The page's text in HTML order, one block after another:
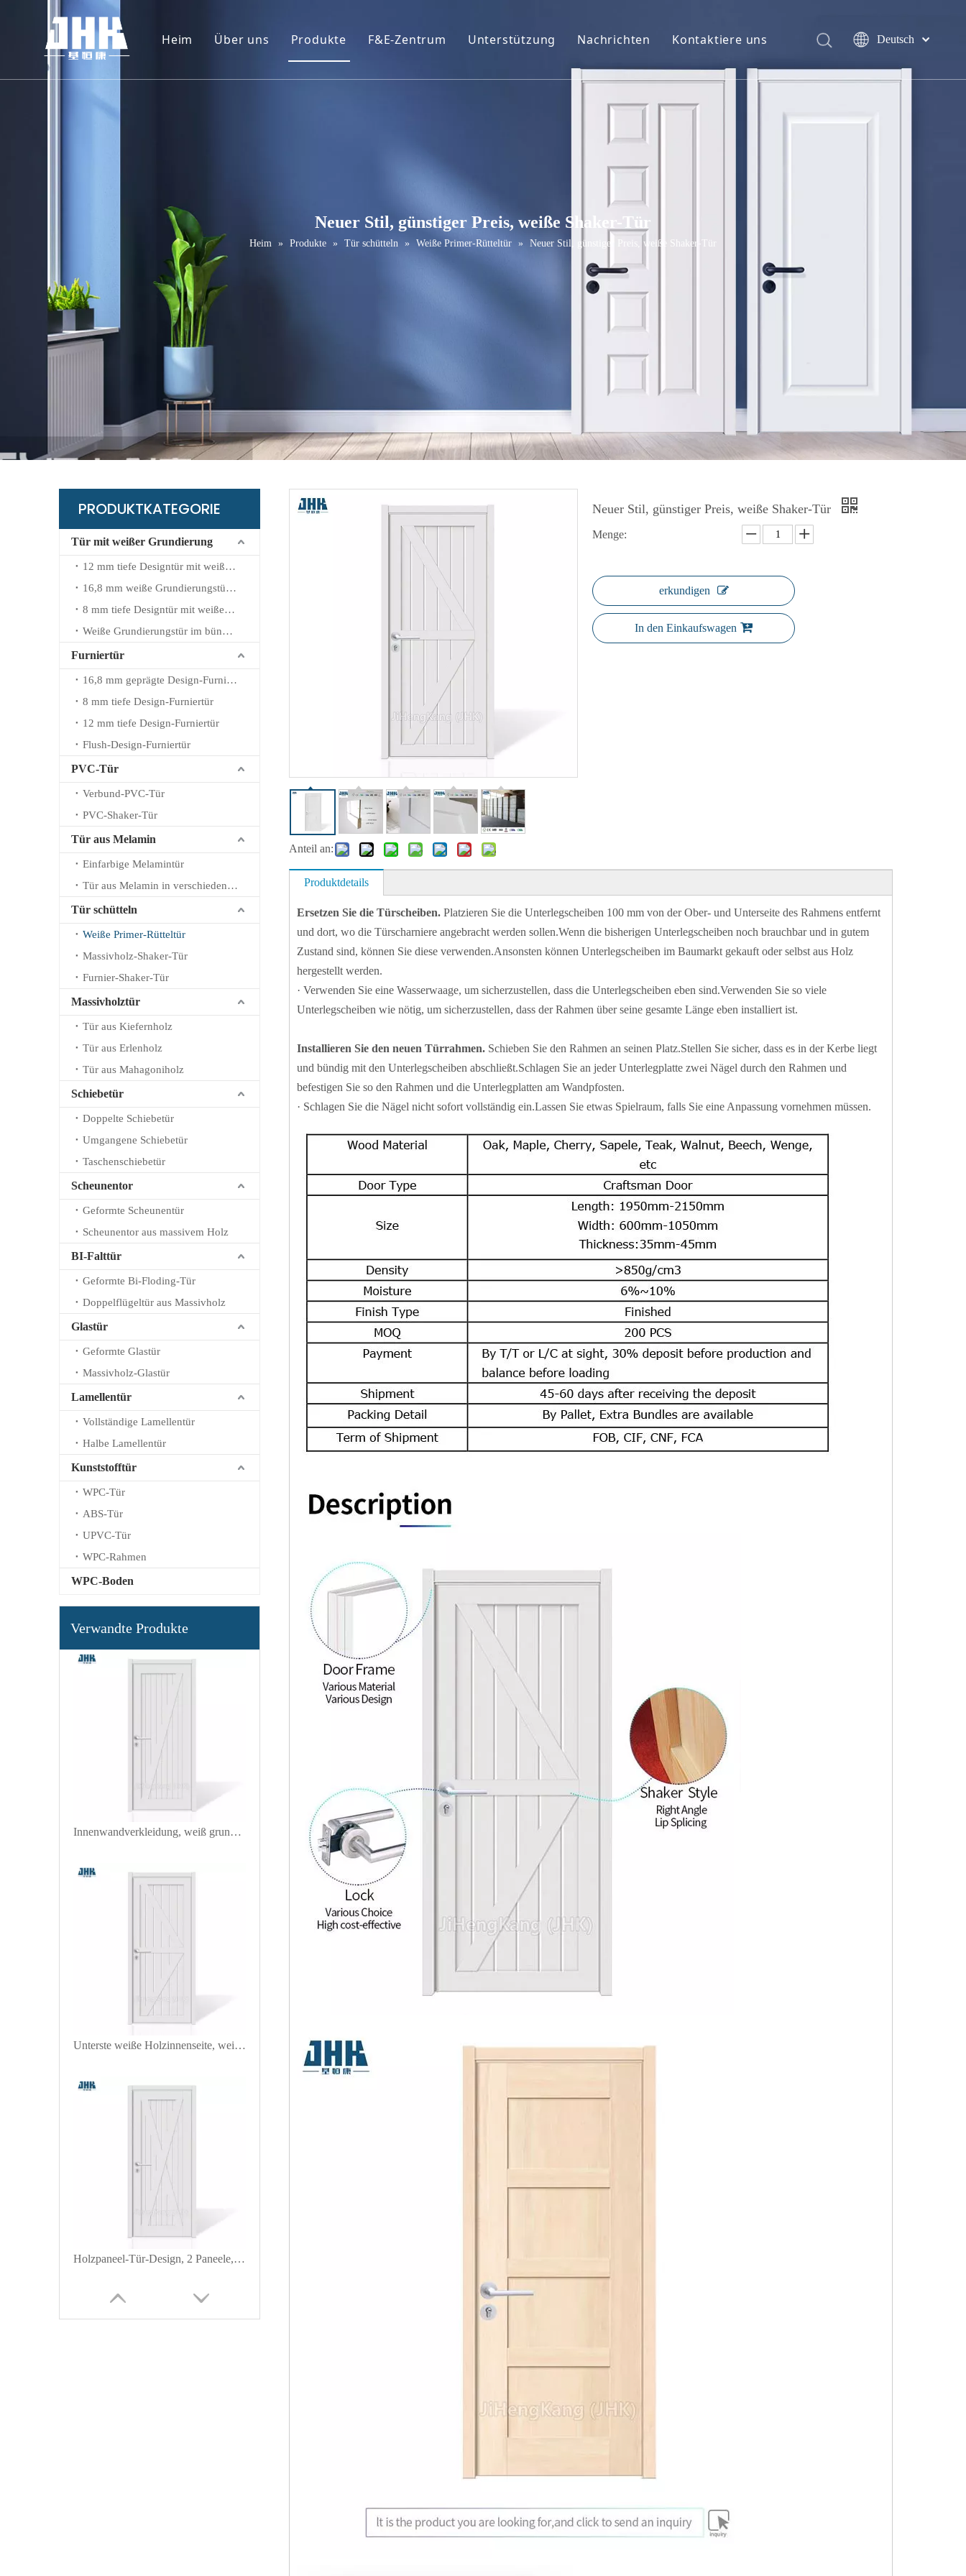
Heim Über uns Produkte
Massivholztür
WPC-Boden
F&E-Zentrum Unterstützung Nachrichten Kontaktiere uns
Deutsch
简体中文
Neuer Stil, günstiger Preis, weiße Shaker-Tür
Heim » Produkte » Tür schütteln » Weiße Primer-Rütteltür » Neuer Stil, günstiger Preis, weiße Shaker-Tür
PRODUKTKATEGORIE
Tür mit weißer Grundierung
12 mm tiefe Designtür mit weißer Grundierung
16,8 mm weiße Grundierungstür mit geprägtem Design
8 mm tiefe Designtür mit weißer Grundierung
Weiße Grundierungstür im bündigen Design
Furniertür
16,8 mm geprägte Design-Furniertür
8 mm tiefe Design-Furniertür
12 mm tiefe Design-Furniertür
Flush-Design-Furniertür
PVC-Tür
Verbund-PVC-Tür
PVC-Shaker-Tür
Tür aus Melamin
Einfarbige Melamintür
Tür aus Melamin in verschiedenen Farben
Tür schütteln
Weiße Primer-Rütteltür
Massivholz-Shaker-Tür
Furnier-Shaker-Tür
Massivholztür
Tür aus Kiefernholz
Tür aus Erlenholz
Tür aus Mahagoniholz
Schiebetür
Doppelte Schiebetür
Umgangene Schiebetür
Taschenschiebetür
Scheunentor
Geformte Scheunentür
Scheunentor aus massivem Holz
BI-Falttür
Geformte Bi-Floding-Tür
Doppelflügeltür aus Massivholz
Glastür
Geformte Glastür
Massivholz-Glastür
Lamellentür
Vollständige Lamellentür
Halbe Lamellentür
Kunststofftür
WPC-Tür
ABS-Tür
UPVC-Tür
WPC-Rahmen
WPC-Boden
Verwandte Produkte
Innenwandverkleidung, weiß grundierte Shaker-Tür
Unterste weiße Holzinnenseite, weiß grundierte Schütteltür
Holzpaneel-Tür-Design, 2 Paneele, Shaker-Schranktür
Anteil an:
Neuer Stil, günstiger Preis, weiße Shaker-Tür
Menge:
erkundigen
In den Einkaufswagen
Produktdetails
Ersetzen Sie die Türscheiben. Platzieren Sie die Unterlegscheiben 100 mm von der Ober- und Unterseite des Rahmens entfernt
und dort, wo die Türscharniere angebracht werden sollen.Wenn die bisherigen Unterlegscheiben noch brauchbar und in gutem
Zustand sind, können Sie diese verwenden.Ansonsten können Unterlegscheiben im Baumarkt gekauft oder selbst aus Holz
hergestellt werden.
· Verwenden Sie eine Wasserwaage, um sicherzustellen, dass die Unterlegscheiben eben sind.Verwenden Sie so viele
Unterlegscheiben wie nötig, um sicherzustellen, dass der Rahmen über seine gesamte Länge eben installiert ist.
Installieren Sie den neuen Türrahmen. Schieben Sie den Rahmen an seinen Platz.Stellen Sie sicher, dass es in der Kerbe liegt
und bündig mit den Unterlegscheiben abschließt.Schlagen Sie an jeder Unterlegplatte zwei Nägel durch den Rahmen und
befestigen Sie so den Rahmen und die Unterlegplatten am Wandpfosten.
· Schlagen Sie die Nägel nicht sofort vollständig ein.Lassen Sie etwas Spielraum, falls Sie eine Anpassung vornehmen müssen.